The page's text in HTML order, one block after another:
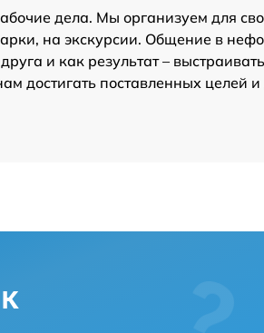
дела. Мы организуем для
на экскурсии. Общение в
и как результат –
достигать поставленных целей